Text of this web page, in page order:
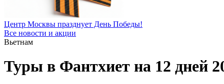
Центр Москвы празднует День Победы!
Все новости и акции
Вьетнам
Туры в Фантхиет на 12 дней